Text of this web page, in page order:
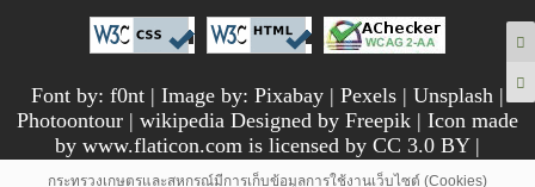
Font by: f0nt | Image by: Pixabay | Pexels | Unsplash |
Photoontour | wikipedia Designed by Freepik | Icon made
by www.flaticon.com is licensed by CC 3.0 BY |
pngtree.com
กระทรวงเกษตรและสหกรณ์มีการเก็บข้อมูลการใช้งานเว็บไซต์ (Cookies)